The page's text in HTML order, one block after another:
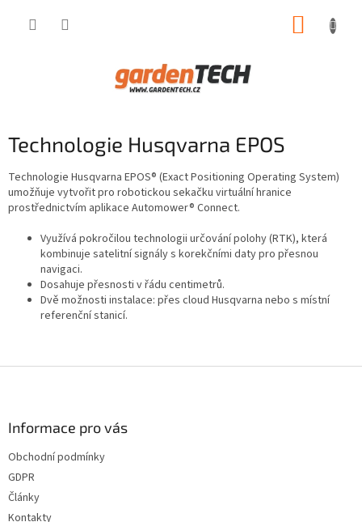
Technologie Husqvarna EPOS
Technologie Husqvarna EPOS® (Exact Positioning Operating System)
umožňuje vytvořit pro robotickou sekačku virtuální hranice
prostřednictvím aplikace Automower® Connect.
Využívá pokročilou technologii určování polohy (RTK), která
kombinuje satelitní signály s korekčními daty pro přesnou
navigaci.
Dosahuje přesnosti v řádu centimetrů.
Dvě možnosti instalace: přes cloud Husqvarna nebo s místní
referenční stanicí.
Informace pro vás
Obchodní podmínky
GDPR
Články
Kontakty